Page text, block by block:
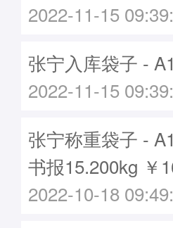
2022-11-15
张宁入库袋子 -
2022-11-15
张宁称重袋子 -
书报15.200kg ￥
2022-10-18